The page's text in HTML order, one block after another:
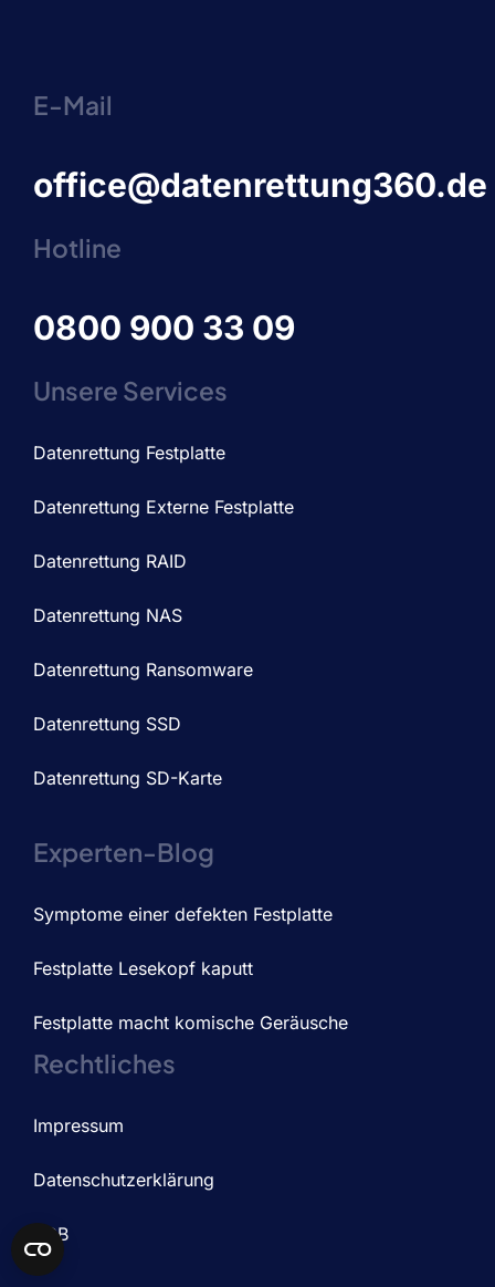
E-Mail
office@datenrettung360.de
Hotline
0800 900 33 09
Unsere Services
Datenrettung Festplatte
Datenrettung Externe Festplatte
Datenrettung RAID
Datenrettung NAS
Datenrettung Ransomware
Datenrettung SSD
Datenrettung SD-Karte
Experten-Blog
Symptome einer defekten Festplatte
Festplatte Lesekopf kaputt
Festplatte macht komische Geräusche
Rechtliches
Impressum
Datenschutzerklärung
AGB